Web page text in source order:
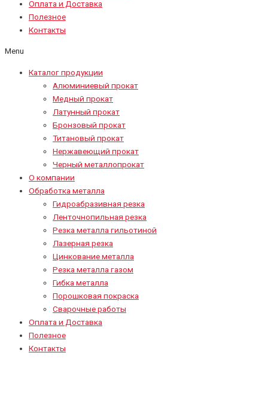
Оплата и Доставка
Полезное
Контакты
Menu
Каталог продукции
Алюминиевый прокат
Медный прокат
Латунный прокат
Бронзовый прокат
Титановый прокат
Нержавеющий прокат
Черный металлопрокат
О компании
Обработка металла
Гидроабразивная резка
Ленточнопильная резка
Резка металла гильотиной
Лазерная резка
Цинкование металла
Резка металла газом
Гибка металла
Порошковая покраска
Сварочные работы
Оплата и Доставка
Полезное
Контакты